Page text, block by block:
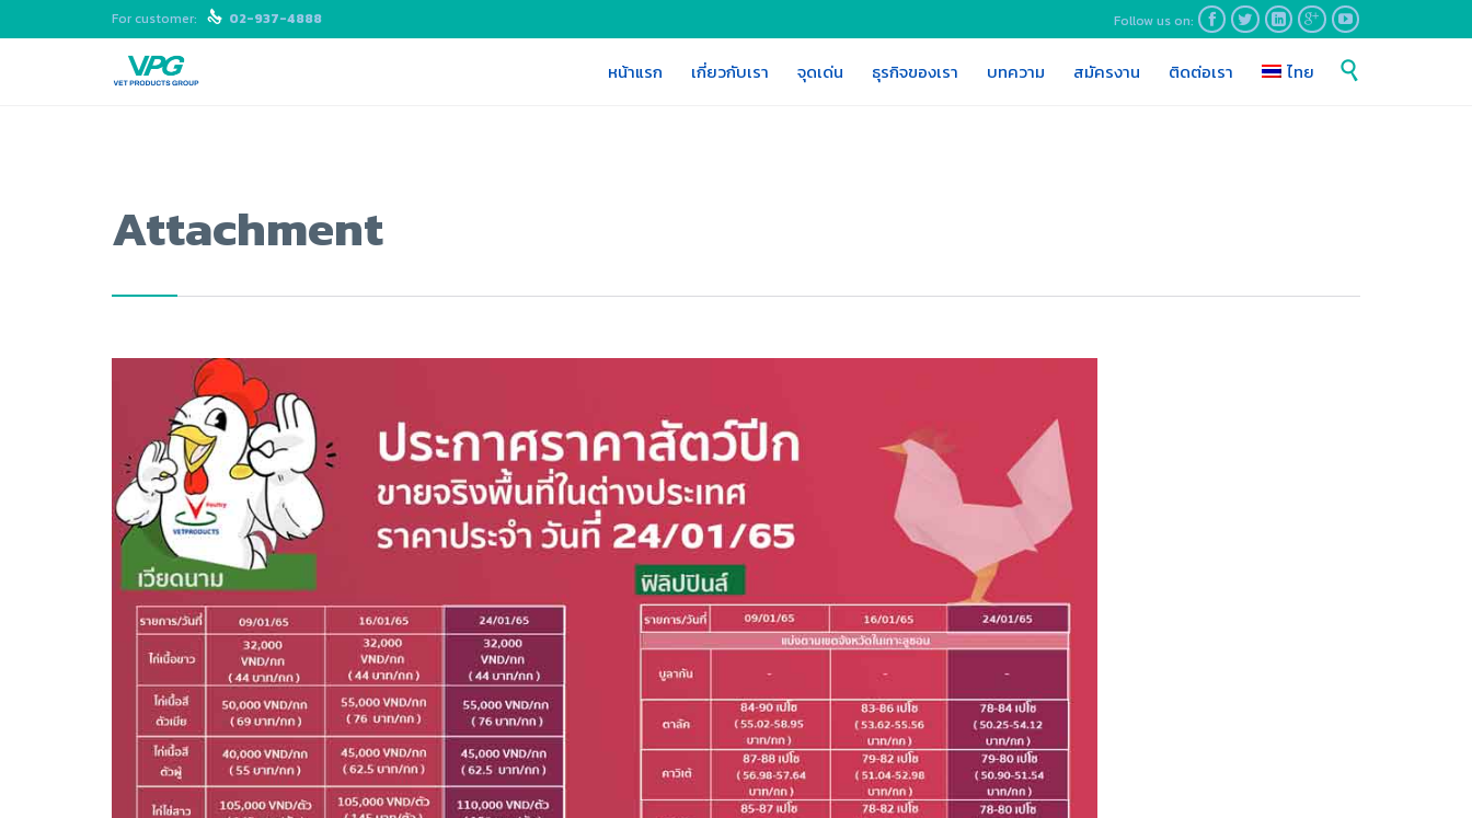
For customer:  02-937-4888 Follow us on:     
Skip
to
หน้าแรก เกี่ยวกับเรา จุดเด่น ธุรกิจของเรา บทความ สมัครงาน ติดต่อเรา ไทย 
Attachment